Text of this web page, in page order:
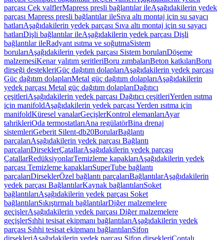
parçası Çek valflerMapress presli bağlantılar ileAşağıdakilerin yedek
parçası Mapress presli bağlantılar ileSıva altı montaj için su sayacı
hatlarıAşağıdakilerin yedek parçası Sıva altı montaj için su sayacı
hatlarıDişli bağlantılar ileAşağıdakilerin yedek parçası Dişli
bağlantılar ileRadyant ısıtma ve soğutmaSistem
borularıAşağıdakilerin yedek parçası Sistem borularıDöşeme
malzemesiKenar yalıtım şeritleriBoru zımbalarıBeton katkılarıBoru
dirseği destekleriGüç dağıtım dolaplarıAşağıdakilerin yedek parçası
Güç dağıtım dolaplarıMetal güç dağıtım dolaplarıAşağıdakilerin
yedek parçası Metal güç dağıtım dolaplarıDağıtıcı
çeşitleriAşağıdakilerin yedek parçası Dağıtıcı çeşitleriYerden ısıtma
için manifoldAşağıdakilerin yedek parçası Yerden ısıtma için
manifoldKüresel vanalarGeçişlerKontrol elemanlarıAyar
tahrikleriOda termostatlarıAna regülatörBina drenaj
sistemleriGeberit Silent-db20BorularBağlantı
parçalarıAşağıdakilerin yedek parçası Bağlantı
parçalarıDirseklerÇatallarAşağıdakilerin yedek parçası
ÇatallarRedüksiyonlarTemizleme kapaklarıAşağıdakilerin yedek
parçası Temizleme kapaklarıSuperTube bağlantı
parçalarıDirseklerÖzel bağlantı parçalarıBağlantılarAşağıdakilerin
yedek parçası BağlantılarKaynak bağlantılarıSoket
bağlantılarıAşağıdakilerin yedek parçası Soket
bağlantılarıSıkıştırmalı bağlantılarDiğer malzemelere
geçişlerAşağıdakilerin yedek parçası Diğer malzemelere
geçişlerSıhhi tesisat ekipmanı bağlantılarıAşağıdakilerin yedek
parçası Sıhhi tesisat ekipmanı bağlantılarıSifon
dirsekleriAşağıdakilerin yedek parçası Sifon dirsekleriContalı